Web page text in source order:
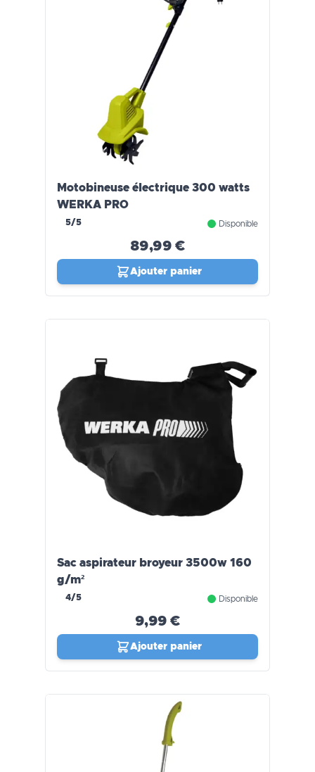
Motobineuse électrique 300 watts
WERKA PRO
5/5 Disponible
89,99 €
Ajouter panier
Sac aspirateur broyeur 3500w 160
g/m²
4/5 Disponible
9,99 €
Ajouter panier